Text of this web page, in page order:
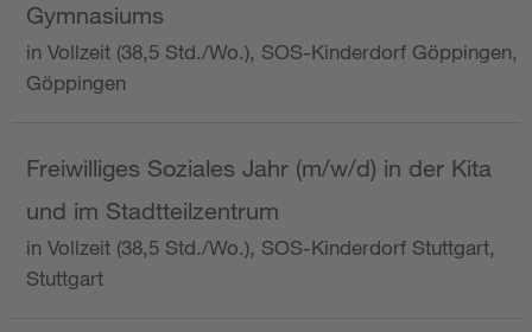
Gymnasiums
in Vollzeit (38,5 Std./Wo.), SOS-Kinderdorf Göppingen,
Göppingen
Freiwilliges Soziales Jahr (m/w/d) in der Kita
und im Stadtteilzentrum
in Vollzeit (38,5 Std./Wo.), SOS-Kinderdorf Stuttgart,
Stuttgart